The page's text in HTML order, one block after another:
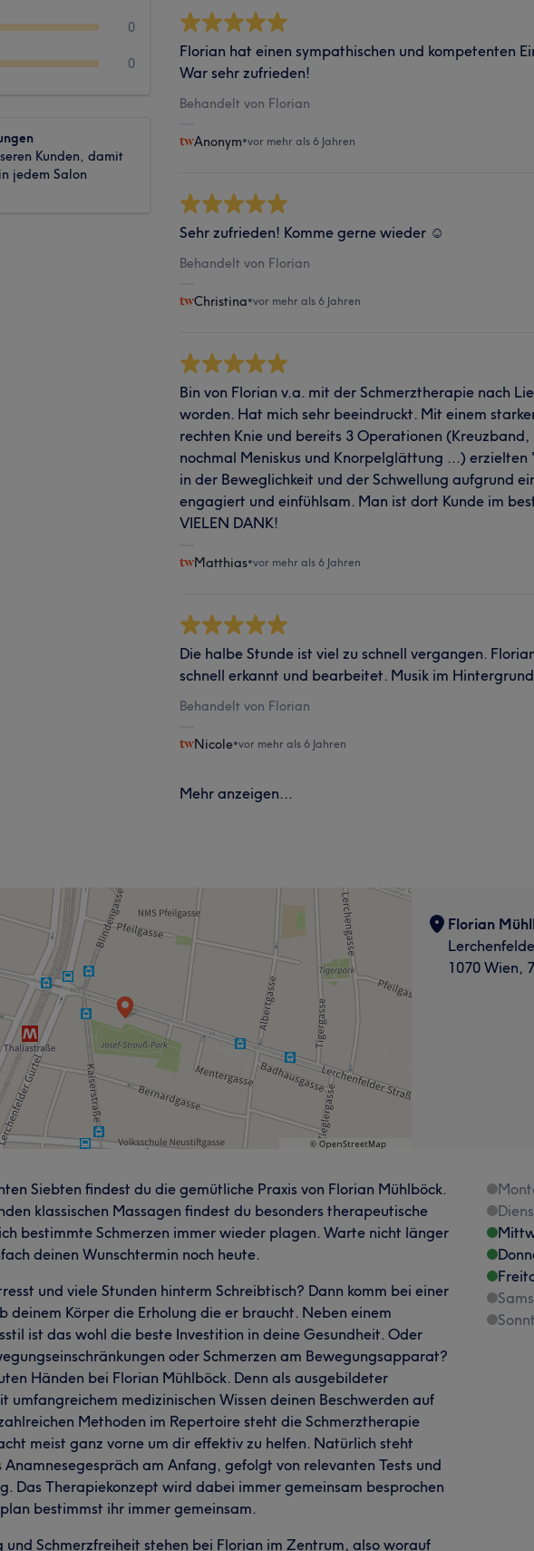
0
0
Kunden, damit
jedem Salon
Florian hat einen sympathischen und kompetenten
War sehr zufrieden!
Behandelt von Florian
Anonym•vor mehr als 6 Jahren
Sehr zufrieden! Komme gerne wieder ☺️
Behandelt von Florian
Christina•vor mehr als 6 Jahren
Bin von Florian v.a. mit der Schmerztherapie nach
worden. Hat mich sehr beeindruckt. Mit einem
rechten Knie und bereits 3 Operationen (Kreuzband,
nochmal Meniskus und Knorpelglättung ...)
in der Beweglichkeit und der Schwellung aufgrund
engagiert und einfühlsam. Man ist dort Kunde im
VIELEN DANK!
Matthias•vor mehr als 6 Jahren
Die halbe Stunde ist viel zu schnell vergangen.
schnell erkannt und bearbeitet. Musik im
Behandelt von Florian
Nicole•vor mehr als 6 Jahren
Mehr anzeigen...
Florian
1070 Wien,
Siebten findest du die gemütliche Praxis von Florian Mühlböck.
klassischen Massagen findest du besonders therapeutische
bestimmte Schmerzen immer wieder plagen. Warte nicht länger
deinen Wunschtermin noch heute.
und viele Stunden hinterm Schreibtisch? Dann komm bei einer
deinem Körper die Erholung die er braucht. Neben einem
ist das wohl die beste Investition in deine Gesundheit. Oder
oder Schmerzen am Bewegungsapparat?
Händen bei Florian Mühlböck. Denn als ausgebildeter
umfangreichem medizinischen Wissen deinen Beschwerden auf
Methoden im Repertoire steht die Schmerztherapie
meist ganz vorne um dir effektiv zu helfen. Natürlich steht
am Anfang, gefolgt von relevanten Tests und
Das Therapiekonzept wird dabei immer gemeinsam besprochen
bestimmst ihr immer gemeinsam.
und Schmerzfreiheit stehen bei Florian im Zentrum, also worauf